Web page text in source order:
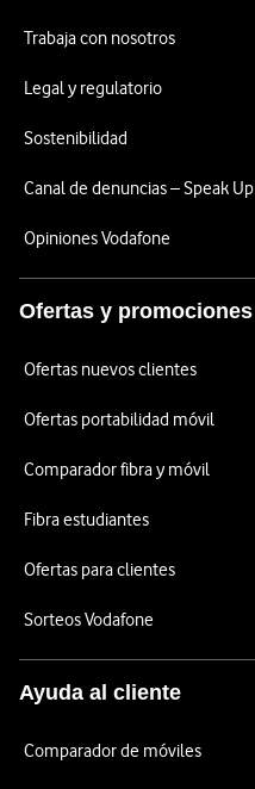
Trabaja con nosotros
Legal y regulatorio
Sostenibilidad
Canal de denuncias – Speak Up
Opiniones Vodafone
Ofertas y promociones
Ofertas nuevos clientes
Ofertas portabilidad móvil
Comparador fibra y móvil
Fibra estudiantes
Ofertas para clientes
Sorteos Vodafone
Ayuda al cliente
Comparador de móviles